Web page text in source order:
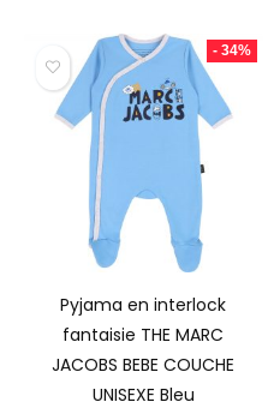
- 34%
Pyjama en interlock
fantaisie THE MARC
JACOBS BEBE COUCHE
UNISEXE Bleu